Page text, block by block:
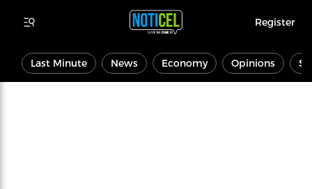
Register
Last Minute News Economy Opinions